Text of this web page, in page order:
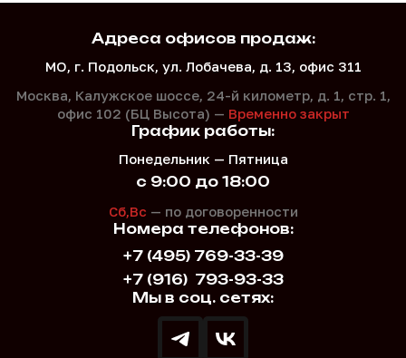
Адреса офисов продаж:
МО, г. Подольск, ул. Лобачева, д. 13, офис 311
Москва, Калужское шоссе, 24-й километр, д. 1, стр. 1,
офис 102 (БЦ Высота) — Временно закрыт
Номера телефонов:
+7 (495) 769-33-39
+7 (916) 793-93-33
График работы:
Понедельник — Пятница
с 9:00 до 18:00
Сб,Вс — по договоренности
Мы в соц. сетях: